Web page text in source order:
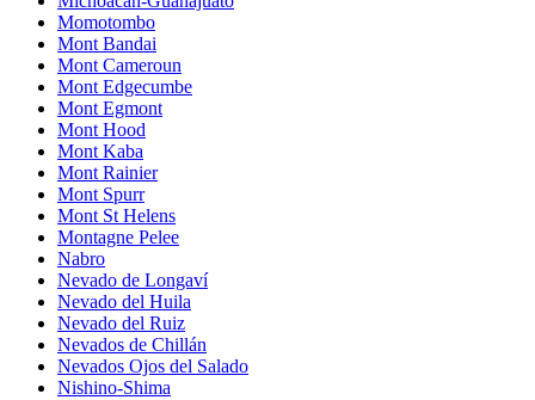
Momotombo
Mont Bandai
Mont Cameroun
Mont Edgecumbe
Mont Egmont
Mont Hood
Mont Kaba
Mont Rainier
Mont Spurr
Mont St Helens
Montagne Pelee
Nabro
Nevado de Longaví
Nevado del Huila
Nevado del Ruiz
Nevados de Chillán
Nevados Ojos del Salado
Nishino-Shima